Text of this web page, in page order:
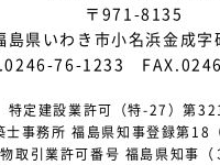
〒971-8135
島県いわき市小名浜金成字
76-1233
特定建設業許可（特-27）第
士事務所 福島県知事登録第18
取引業許可番号 福島県知事